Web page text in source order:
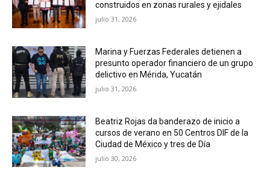
construidos en zonas rurales y ejidales
julio 31, 2026
Marina y Fuerzas Federales detienen a
presunto operador financiero de un grupo
delictivo en Mérida, Yucatán
julio 31, 2026
Beatriz Rojas da banderazo de inicio a
cursos de verano en 50 Centros DIF de la
Ciudad de México y tres de Día
julio 30, 2026